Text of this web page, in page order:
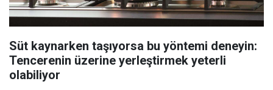
Süt kaynarken taşıyorsa bu yöntemi deneyin:
Tencerenin üzerine yerleştirmek yeterli
olabiliyor